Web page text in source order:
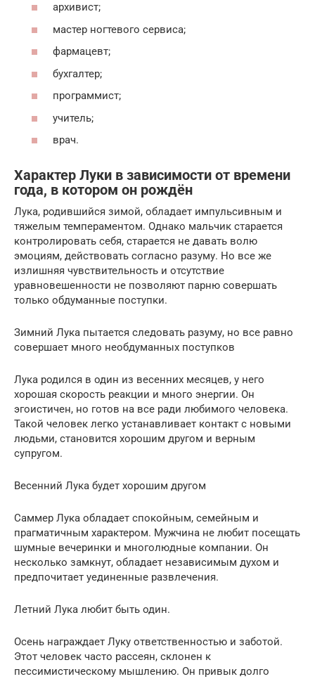
архивист;
мастер ногтевого сервиса;
фармацевт;
бухгалтер;
программист;
учитель;
врач.
Характер Луки в зависимости от времени
года, в котором он рождён
Лука, родившийся зимой, обладает импульсивным и
тяжелым темпераментом. Однако мальчик старается
контролировать себя, старается не давать волю
эмоциям, действовать согласно разуму. Но все же
излишняя чувствительность и отсутствие
уравновешенности не позволяют парню совершать
только обдуманные поступки.
Зимний Лука пытается следовать разуму, но все равно
совершает много необдуманных поступков
Лука родился в один из весенних месяцев, у него
хорошая скорость реакции и много энергии. Он
эгоистичен, но готов на все ради любимого человека.
Такой человек легко устанавливает контакт с новыми
людьми, становится хорошим другом и верным
супругом.
Весенний Лука будет хорошим другом
Саммер Лука обладает спокойным, семейным и
прагматичным характером. Мужчина не любит посещать
шумные вечеринки и многолюдные компании. Он
несколько замкнут, обладает независимым духом и
предпочитает уединенные развлечения.
Летний Лука любит быть один.
Осень награждает Луку ответственностью и заботой.
Этот человек часто рассеян, склонен к
пессимистическому мышлению. Он привык долго